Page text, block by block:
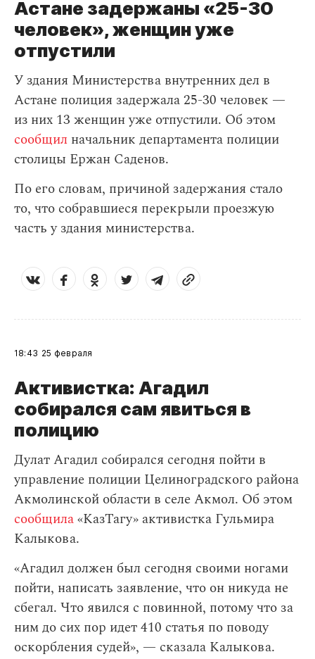
Астане задержаны «25-30
человек», женщин уже
отпустили
У здания Министерства внутренних дел в
Астане полиция задержала 25-30 человек —
из них 13 женщин уже отпустили. Об этом
сообщил начальник департамента полиции
столицы Ержан Саденов.
По его словам, причиной задержания стало
то, что собравшиеся перекрыли проезжую
часть у здания министерства.
18:43 25 февраля
Активистка: Агадил
собирался сам явиться в
полицию
Дулат Агадил собирался сегодня пойти в
управление полиции Целиноградского района
Акмолинской области в селе Акмол. Об этом
сообщила«КазТагу» активистка Гульмира
Калыкова.
«Агадил должен был сегодня своими ногами
пойти, написать заявление, что он никуда не
сбегал. Что явился с повинной, потому что за
ним до сих пор идет 410 статья по поводу
оскорбления судей», — сказала Калыкова.